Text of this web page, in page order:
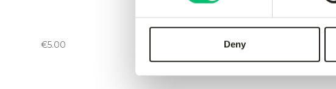
Deny
Sky spare strap set kickers-
€5.00
Storm kickers-
€300.00